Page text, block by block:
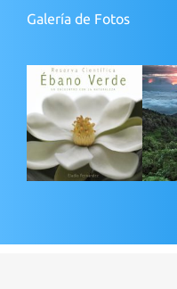
Galería de Fotos